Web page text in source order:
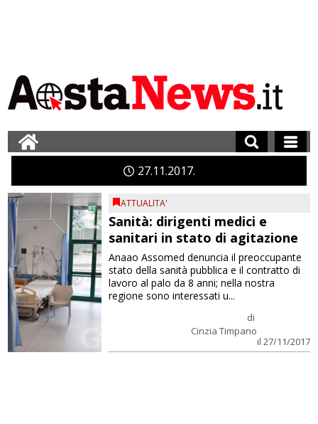
27 11 2017
ATTUALITA'
Sanità: dirigenti medici e
sanitari in stato di agitazione
di
Cinzia Timpano
il 27/11/2017
Anaao Assomed denuncia il preoccupante
stato della sanità pubblica e il contratto di
lavoro al palo da 8 anni; nella nostra
regione sono interessati u...